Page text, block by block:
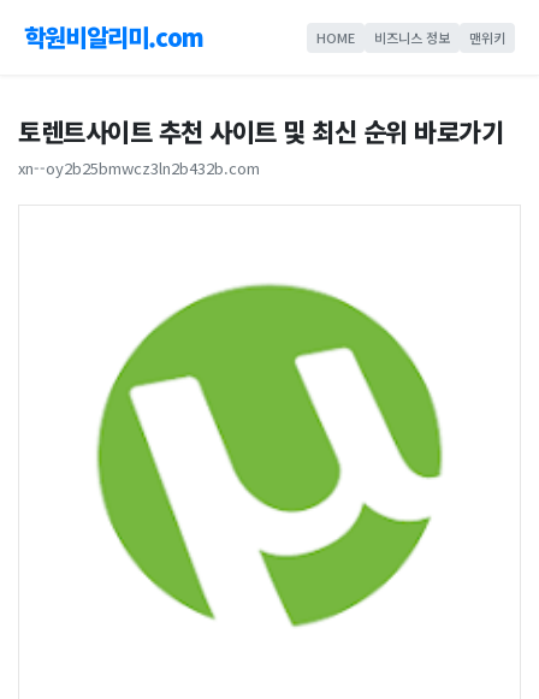
학원비알리미.com HOME 비즈니스 정보 맨위키
토렌트사이트 추천 사이트 및 최신 순위 바로가기
xn--oy2b25bmwcz3ln2b432b.com